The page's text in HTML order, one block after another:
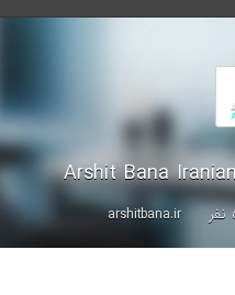
arshitbana.ir